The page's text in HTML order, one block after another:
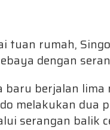
tuan rumah,
dengan
baru berjalan
melakukan dua
serangan balik